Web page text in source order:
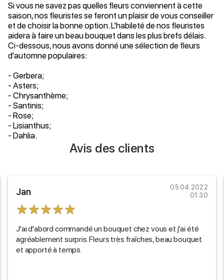
Si vous ne savez pas quelles fleurs conviennent à cette
saison, nos fleuristes se feront un plaisir de vous conseiller
et de choisir la bonne option. L'habileté de nos fleuristes
aidera à faire un beau bouquet dans les plus brefs délais.
Ci-dessous, nous avons donné une sélection de fleurs
d'automne populaires:
- Gerbera;
- Asters;
- Chrysanthème;
- Santinis;
- Rose;
- Lisianthus;
- Dahlia.
Avis des clients
Jan
05.04.2022
01:30
J'ai d'abord commandé un bouquet chez vous et j'ai été
agréablement surpris. Fleurs très fraîches, beau bouquet
et apporté à temps.